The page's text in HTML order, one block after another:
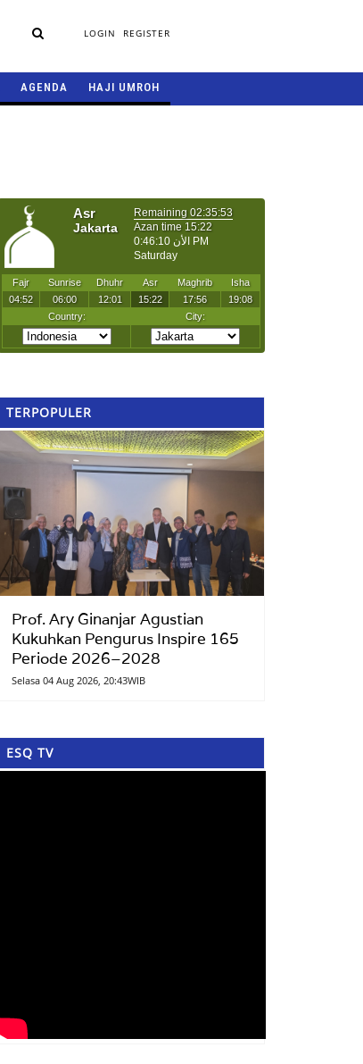
LOGIN REGISTER
AGENDA HAJI UMROH
TERPOPULER
Prof. Ary Ginanjar Agustian
Kukuhkan Pengurus Inspire 165
Periode 2026–2028
Selasa 04 Aug 2026, 20:43WIB
ESQ TV